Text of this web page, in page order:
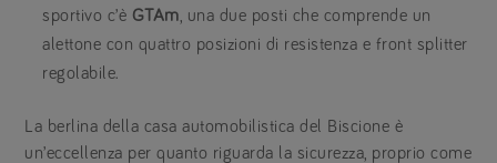
sportivo c’è GTAm , una due posti che comprende un
alettone con quattro posizioni di resistenza e front splitter
regolabile.
La berlina della casa automobilistica del Biscione è
un’eccellenza per quanto riguarda la sicurezza, proprio come